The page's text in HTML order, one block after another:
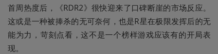
首周热度后，《RDR2》很快迎来了口碑断崖的市场反应。
这或是一种被捧杀的无可奈何，也是R星在极限发挥后的无
能为力，苛刻点看，这不是一个榜样游戏应该有的开局表
现。